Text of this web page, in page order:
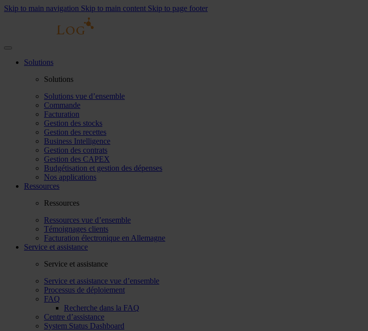
Skip to main navigation Skip to main content Skip to page footer
Solutions
Solutions
Solutions vue d’ensemble
Commande
Facturation
Gestion des stocks
Gestion des recettes
Business Intelligence
Gestion des contrats
Gestion des CAPEX
Budgétisation et gestion des dépenses
Nos applications
Ressources
Ressources
Ressources vue d’ensemble
Témoignages clients
Facturation électronique en Allemagne
Service et assistance
Service et assistance
Service et assistance vue d’ensemble
Processus de déploiement
FAQ
Recherche dans la FAQ
Centre d’assistance
System Status Dashboard